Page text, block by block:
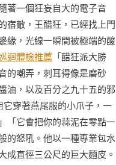
著一個狂妄自大的電子音
宿敵，王醋狂，已經找上門
緣，光線一瞬間被極端的酸
迴體檢推薦 「醋狂派大勝
的嘲弄，刺耳得像是磨砂
油，以及百分之九十五的邪
穿著燕尾服的小爪子，一
「它會把你的蒜泥在零點一
的怒吼。他以一種專業包水
成直徑三公尺的巨大麵皮。